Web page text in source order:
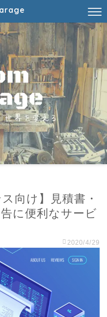
向け】見積書・
に便利なサービ
2020/4/29